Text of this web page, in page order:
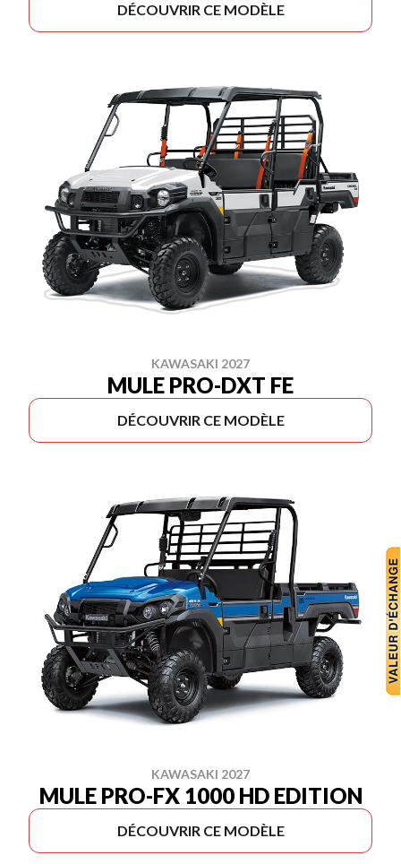
DÉCOUVRIR CE MODÈLE
KAWASAKI 2027
MULE PRO-DXT FE
DÉCOUVRIR CE MODÈLE
KAWASAKI 2027
MULE PRO-FX 1000 HD EDITION
DÉCOUVRIR CE MODÈLE